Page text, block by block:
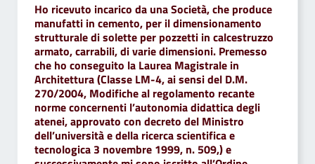
Ho ricevuto incarico da una Società, che produce
manufatti in cemento, per il dimensionamento
strutturale di solette per pozzetti in calcestruzzo
armato, carrabili, di varie dimensioni. Premesso
che ho conseguito la Laurea Magistrale in
Architettura (Classe LM-4, ai sensi del D.M.
270/2004, Modifiche al regolamento recante
norme concernenti l’autonomia didattica degli
atenei, approvato con decreto del Ministro
dell’università e della ricerca scientifica e
tecnologica 3 novembre 1999, n. 509,) e